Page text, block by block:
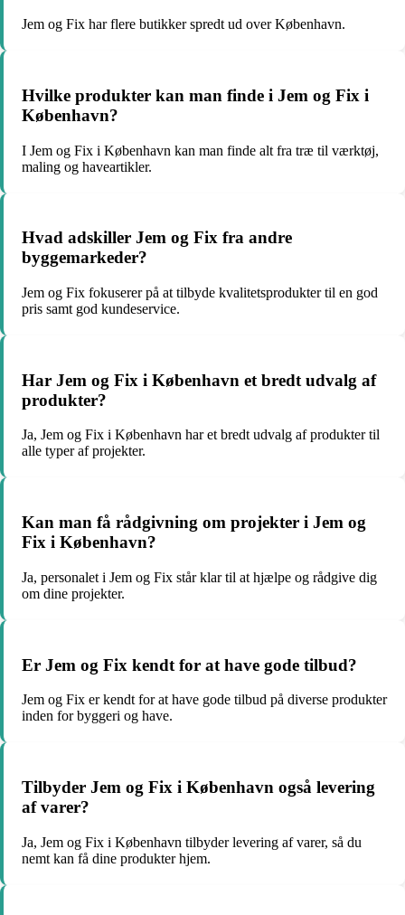
Jem og Fix har flere butikker spredt ud over København.
Hvilke produkter kan man finde i Jem og Fix i
København?
I Jem og Fix i København kan man finde alt fra træ til værktøj,
maling og haveartikler.
Hvad adskiller Jem og Fix fra andre
byggemarkeder?
Jem og Fix fokuserer på at tilbyde kvalitetsprodukter til en god
pris samt god kundeservice.
Har Jem og Fix i København et bredt udvalg af
produkter?
Ja, Jem og Fix i København har et bredt udvalg af produkter til
alle typer af projekter.
Kan man få rådgivning om projekter i Jem og
Fix i København?
Ja, personalet i Jem og Fix står klar til at hjælpe og rådgive dig
om dine projekter.
Er Jem og Fix kendt for at have gode tilbud?
Jem og Fix er kendt for at have gode tilbud på diverse produkter
inden for byggeri og have.
Tilbyder Jem og Fix i København også levering
af varer?
Ja, Jem og Fix i København tilbyder levering af varer, så du
nemt kan få dine produkter hjem.